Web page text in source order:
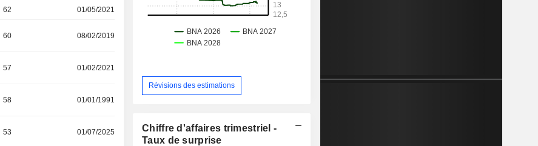
62 01/05/2021
60 08/02/2019
57 01/02/2021
58 01/01/1991
53 01/07/2025
Révisions des estimations
Chiffre d'affaires trimestriel -
Taux de surprise